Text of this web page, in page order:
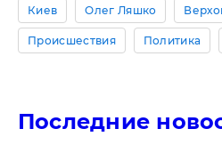
Киев Олег Ляшко
Происшествия Политика
Последние